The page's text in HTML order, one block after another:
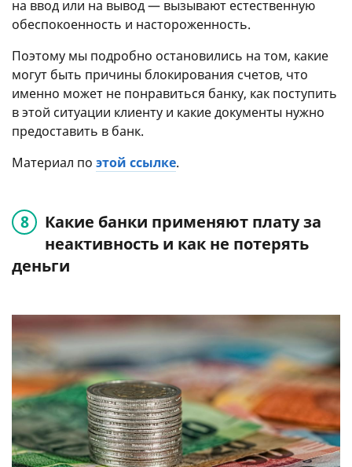
на ввод или на вывод — вызывают естественную
обеспокоенность и настороженность.
Поэтому мы подробно остановились на том, какие
могут быть причины блокирования счетов, что
именно может не понравиться банку, как поступить
в этой ситуации клиенту и какие документы нужно
предоставить в банк.
Материал по этой ссылке.
Какие банки применяют плату за
неактивность и как не потерять
деньги